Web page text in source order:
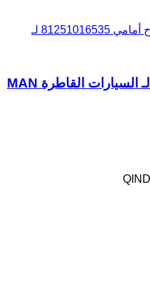
مصباح أمامي 81251016535 لـ
مصباح أمامي 81251016535 لـ السيارات القاطرة MAN